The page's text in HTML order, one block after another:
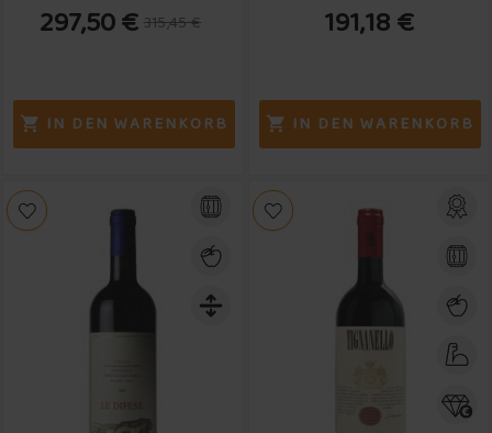
297,50 € 315,45 €
 IN DEN WARENKORB
191,18 €
 IN DEN WARENKORB